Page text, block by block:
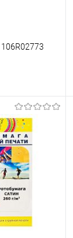
Сравнение
Недоступно